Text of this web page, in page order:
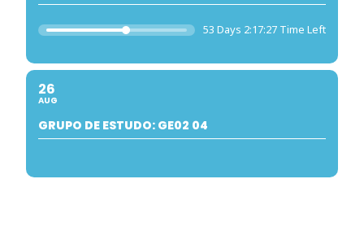
53 Days 2:17:26 Time Left
26
AUG
GRUPO DE ESTUDO: GE02 04